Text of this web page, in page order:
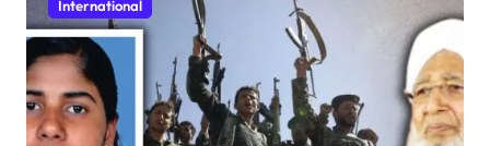
International